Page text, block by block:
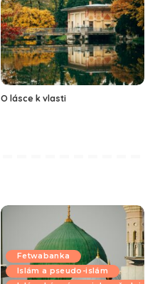
O lásce k vlasti
Fetwabanka
Islám a pseudo-islám